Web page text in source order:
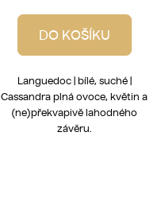
DO KOŠÍKU
Languedoc | bílé, suché |
Cassandra plná ovoce, květin a
(ne)překvapivě lahodného
závěru.